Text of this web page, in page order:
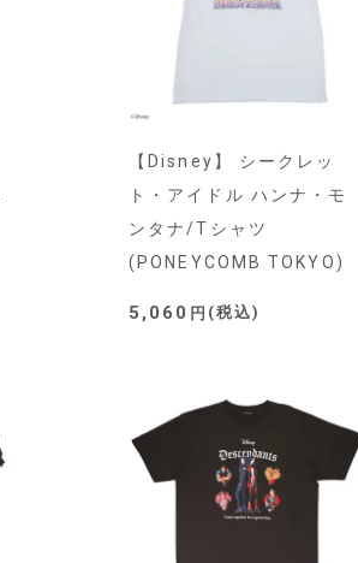
【Disney】 シークレッ
ト・アイドル ハンナ・モ
ンタナ/Tシャツ
(PONEYCOMB TOKYO)
5,060 税込